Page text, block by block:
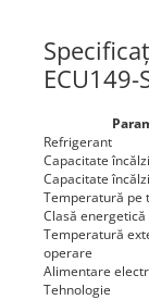
ECU149-
Refrigerant
Capacitate
Capacitate
Temperatură pe
Clasă energetică
Temperatură
operare
Alimentare
Tehnologie